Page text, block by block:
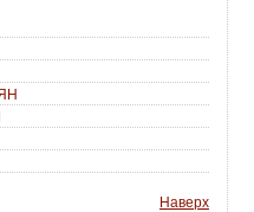
Наверх